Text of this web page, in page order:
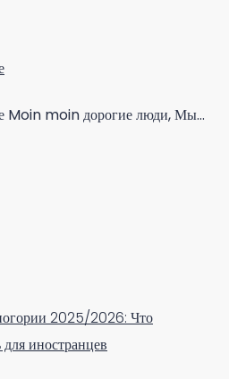
Moin moin дорогие люди, Мы…
2025/2026: Что
иностранцев